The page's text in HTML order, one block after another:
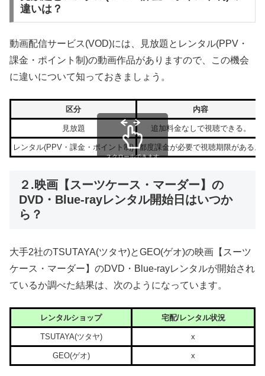
違いは？
動画配信サービス(VOD)には、見放題とレンタル(PPV・
課金・ポイント制)の動画作品がありますので、この機会
に違いについて知っておきましょう。
区分 内容
見放題 追加料金なしで視聴できる。
レンタル(PPV・課金・ポイント制) 都度課金が必要で視聴期限がある。
スクロールできます
２.映画【スーツケース・マーダー】の
DVD・Blue-rayレンタル開始日はいつか
ら？
大手2社のTSUTAYA(ツタヤ)とGEO(ゲオ)の映画【スーツ
ケース・マーダー】のDVD・Blue-rayレンタルが開始され
ているか調べた結果は、次のようになっています。
レンタルショップ 宅配/レンタル状況
TSUTAYA(ツタヤ) x
GEO(ゲオ) x